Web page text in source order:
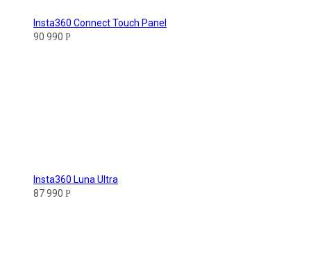
Insta360 Connect Touch Panel
90 990 Р
Insta360 Luna Ultra
87 990 Р